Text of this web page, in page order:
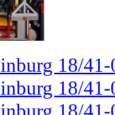
18/41-
18/41-
18/41-